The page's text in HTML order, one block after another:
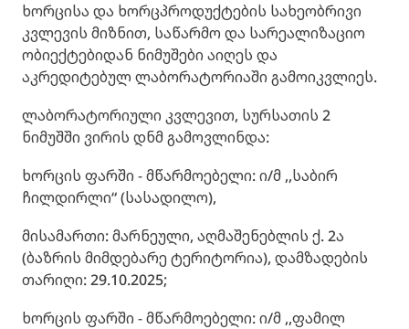
ხორცისა და ხორცპროდუქტების სახეობრივი
კვლევის მიზნით, საწარმო და სარეალიზაციო
ობიექტებიდან ნიმუშები აიღეს და
აკრედიტებულ ლაბორატორიაში გამოიკვლიეს.
ლაბორატორიული კვლევით, სურსათის 2
ნიმუშში ვირის დნმ გამოვლინდა:
ხორცის ფარში - მწარმოებელი: ი/მ ,,საბირ
ჩილდირლი“ (სასადილო),
მისამართი: მარნეული, აღმაშენებლის ქ. 2ა
(ბაზრის მიმდებარე ტერიტორია), დამზადების
თარიღი: 29.10.2025;
ხორცის ფარში - მწარმოებელი: ი/მ ,,ფამილ